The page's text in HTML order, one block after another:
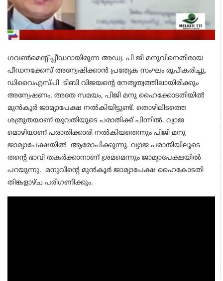
ഗവണ്‍മെന്റ് പ്ലീഡറായിരുന്ന അഡ്വ. പി ജി മനുവിനെതിരായ
പീഡനക്കേസ് അന്വേഷിക്കാന്‍ പ്രത്യേക സംഘം രൂപീകരിച്ചു.
ഡിവൈഎസ്പി ടിബി വിജയന്റെ നേതൃത്വത്തിലായിരിക്കും
അന്വേഷണം. അതേ സമയം, പിജി മനു ഹൈക്കോടതിയില്‍
മുന്‍കൂര്‍ ജാമ്യാപേക്ഷ നല്‍കിയിട്ടുണ്ട്. തൊഴിലിടത്തെ
ശത്രുതയാണ് യുവതിയുടെ പരാതിക്ക് പിന്നില്‍. വ്യാജ
മൊഴിയാണ് പരാതിക്കാരി നല്‍കിയതെന്നും പിജി മനു
ജാമ്യാപേക്ഷയില്‍ ആരോപിക്കുന്നു. വ്യാജ പരാതിയിലൂടെ
തന്റെ ഭാവി തകര്‍ക്കാനാണ് ശ്രമമെന്നും ജാമ്യാപേക്ഷയില്‍
പറയുന്നു. മനുവിന്റെ മുന്‍കൂര്‍ ജാമ്യാപേക്ഷ ഹൈകോടതി
തിങ്കളാഴ്ച പരിഗണിക്കും.